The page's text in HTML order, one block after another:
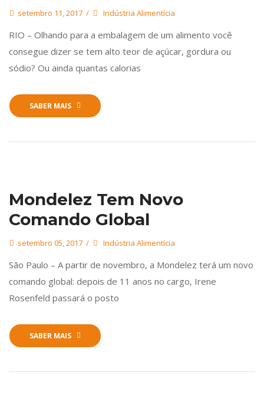
setembro 11, 2017 Indústria Alimentícia
RIO – Olhando para a embalagem de um alimento você
consegue dizer se tem alto teor de açúcar, gordura ou
sódio? Ou ainda quantas calorias
SABER MAIS
Mondelez Tem Novo
Comando Global
setembro 05, 2017 Indústria Alimentícia
São Paulo – A partir de novembro, a Mondelez terá um novo
comando global: depois de 11 anos no cargo, Irene
Rosenfeld passará o posto
SABER MAIS